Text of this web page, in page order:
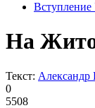
На
Текст:
0
5508